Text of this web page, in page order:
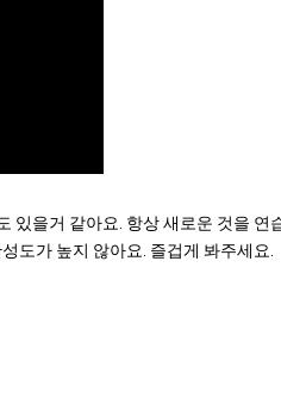
있을거 같아요. 항상 새로운 것을 연
도가 높지 않아요. 즐겁게 봐주세요.